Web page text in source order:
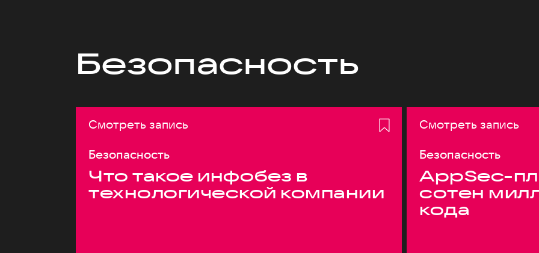
Безопасность
Смотреть запись
Безопасность
Что такое инфобез в
технологической компании
Смотреть запись
Безопасность
AppSec-
сотен
кода